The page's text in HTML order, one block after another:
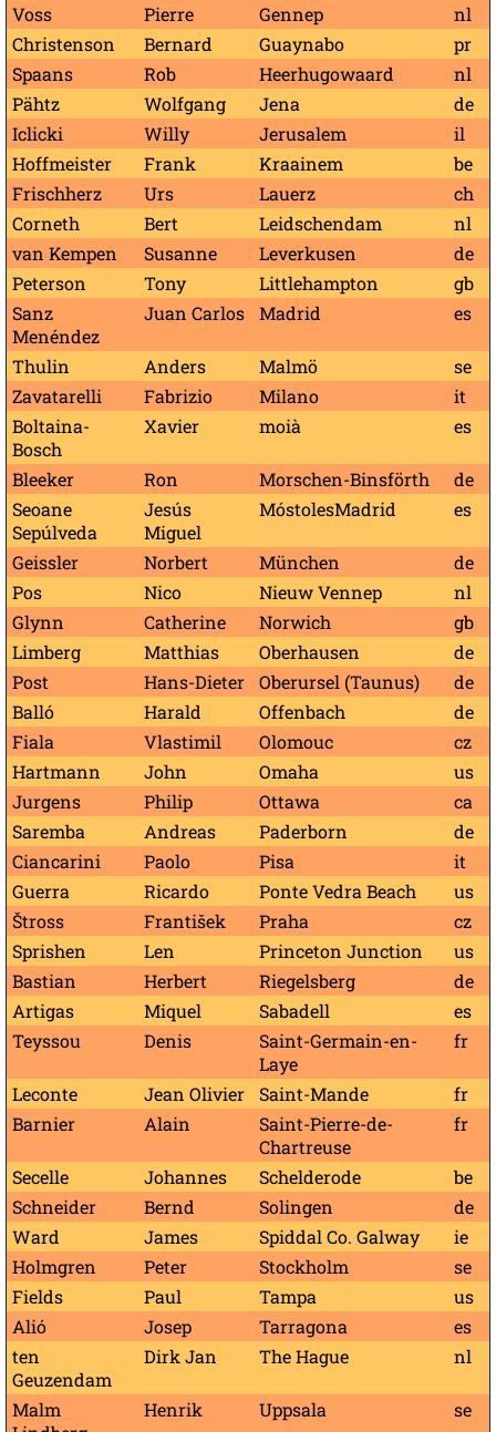
Voss
Pierre Gennep
nl
Christenson
Bernard Guaynabo
pr
Spaans
Rob Heerhugowaard
nl
Pähtz
Wolfgang Jena
de
Iclicki
Willy Jerusalem
il
Hoffmeister
Frank Kraainem
be
Frischherz
Urs Lauerz
ch
Corneth
Bert Leidschendam
nl
van Kempen
Susanne Leverkusen
de
Peterson
Tony Littlehampton
gb
Sanz
Menéndez
Juan Carlos Madrid es
Thulin Anders Malmö
se
Zavatarelli
Fabrizio Milano
it
Boltaina-
Bosch
Xavier moià es
Bleeker Ron Morschen-Binsförth
de
Seoane
Sepúlveda
Jesús
Miguel
MóstolesMadrid es
Geissler Norbert München
de
Pos
Nico Nieuw Vennep
nl
Glynn
Catherine Norwich
gb
Limberg
Matthias Oberhausen
de
Post
Hans-Dieter Oberursel (Taunus)
de
Balló
Harald Offenbach
de
Fiala
Vlastimil Olomouc
cz
Hartmann
John Omaha
us
Jurgens
Philip Ottawa
ca
Saremba
Andreas Paderborn
de
Ciancarini
Paolo Pisa
it
Guerra
Ricardo Ponte Vedra Beach
us
Štross
František Praha
cz
Sprishen
Len Princeton Junction
us
Bastian
Herbert Riegelsberg
de
Artigas
Miquel Sabadell
es
Teyssou
Denis
Saint-Germain-en-
Laye
fr
Leconte Jean Olivier Saint-Mande
fr
Barnier
Alain
Saint-Pierre-de-
Chartreuse
fr
Secelle Johannes Schelderode
be
Schneider
Bernd Solingen
de
Ward
James Spiddal Co. Galway
ie
Holmgren
Peter Stockholm
se
Fields
Paul Tampa
us
Alió
Josep Tarragona
es
ten
Geuzendam
Dirk Jan The Hague nl
Malm
Henrik Uppsala se